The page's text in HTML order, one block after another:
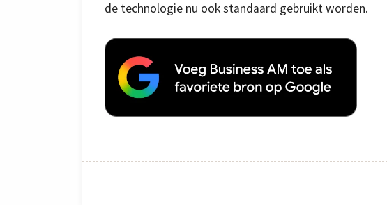
de technologie nu ook standaard gebruikt worden.